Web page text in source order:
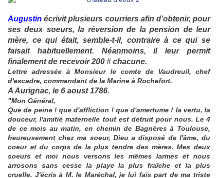
Augustin écrivit plusieurs courriers afin d'obtenir, pour
ses deux soeurs, la réversion de la pension de leur
mère, ce qui était, semble-t-il, contraire à ce qui se
faisait habituellement. Néanmoins, il leur permit
finalement de recevoir 200 # chacune.
Lettre adressée à Monsieur le comte de Vaudreuil, chef
d'escadre, commandant de la Marine à Rochefort.
A Aurignac, le 6 aoust 1786.
"Mon Général,
Que de peine ! que d'affliction ! que d'amertume ! la vertu, la
douceur, l'amitié maternelle tout est détruit pour nous. Le 4
de ce mois au matin, en chemin de Bagnères à Toulouse,
heureusement chez ma soeur, Dieu a disposé de l'âme, du
coeur et du corps de la plus tendre des mères. Mes deux
soeurs et moi nous versons les mêmes larmes et nous
arrosons sans cesse la playe la plus fraîche et la plus
cruelle. J'écris à M. le Maréchal, je lui fais part de ma triste